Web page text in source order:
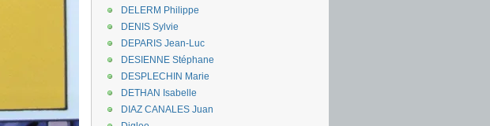
DELERM Philippe
DENIS Sylvie
DEPARIS Jean-Luc
DESIENNE Stéphane
DESPLECHIN Marie
DETHAN Isabelle
DIAZ CANALES Juan